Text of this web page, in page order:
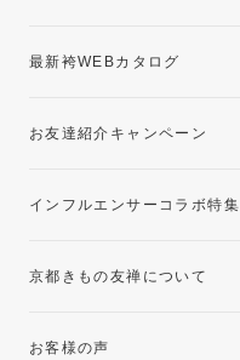
最新袴WEBカタログ
お友達紹介キャンペーン
インフルエンサーコラボ特集
京都きもの友禅について
お客様の声